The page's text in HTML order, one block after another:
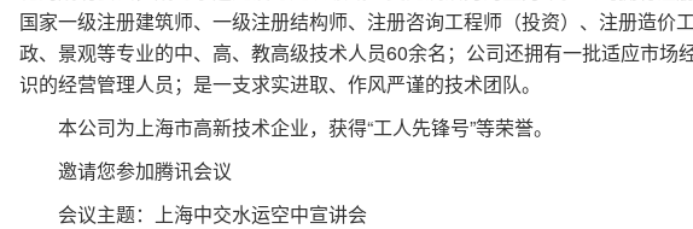
国家一级注册建筑师、一级注册结构师、注册咨询工程师（投资）、注册造价
政、景观等专业的中、高、教高级技术人员60余名；公司还拥有一批适应市场
识的经营管理人员；是一支求实进取、作风严谨的技术团队。
本公司为上海市高新技术企业，获得“工人先锋号”等荣誉。
邀请您参加腾讯会议
会议主题：上海中交水运空中宣讲会